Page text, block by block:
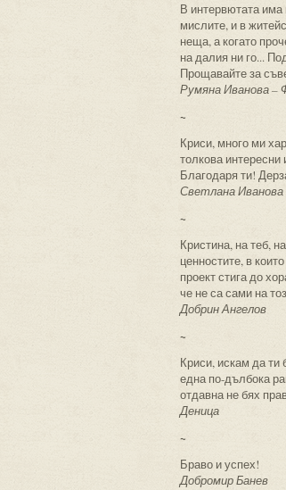
В интервютата има
мислите, и в
неща, а когато
на далия ни го...
Прощавайте за
Румяна Иванова –
~
Криси, много ми
толкова интересни
Благодаря ти!
Светлана Иванова
~
Кристина, на теб,
ценностите, в
проект стига до
че не са сами на
Добрин Ангелов
~
Криси, искам да ти
една по-дълбока
отдавна не бях
Деница
~
Браво и успех!
Добромир Банев